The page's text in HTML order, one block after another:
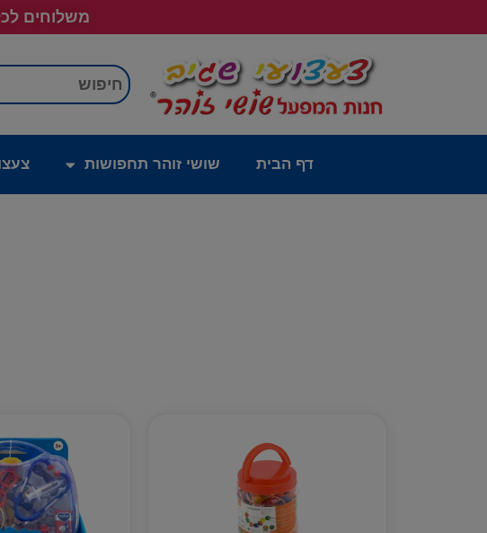
משלוחים לכל חלקי
דף הבית שושי זוהר תחפושות